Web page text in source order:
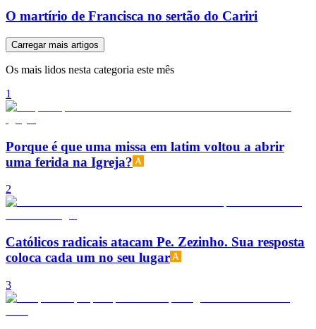
O martírio de Francisca no sertão do Cariri
Carregar mais artigos
Os mais lidos nesta categoria este mês
1
Porque é que uma missa em latim voltou a abrir
uma ferida na Igreja?
2
Católicos radicais atacam Pe. Zezinho. Sua resposta
coloca cada um no seu lugar
3